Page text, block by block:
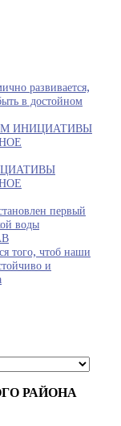
развивается,
в достойном
ИНИЦИАТИВЫ
первый
воды
того, чтоб наши
и
РАЙОНА